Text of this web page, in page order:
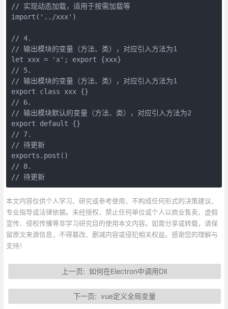
// 实现动态加载，适用于按需加载等
import('../xxx')
// 4.
// 输出模块的变量（方法、类），对应引入方法为1
let xxx = 'x'; export {xxx}
// 5.
// 输出模块的变量（方法、类），对应引入方法为1
export class xxx {}
// 6.
// 输出模块默认的变量（方法、类），对应引入方法为2
export default {}
// 7.
// 待更新
exports.post()
// 8.
// 待更新
本文内容仅供个人学习、研究或参考使用，不构成任何形式的决策建议、
专业指导或法律依据。未经授权，禁止任何单位或个人以商业售卖、虚假
宣传、侵权传播等非学习研究目的使用本文内容。如需分享或转载，请保
留原文来源信息，不得篡改、删减内容或侵犯相关权益。感谢您的理解与
支持！
上一页:如何在Electron中调用Dll
下一页: vue定义全局变量